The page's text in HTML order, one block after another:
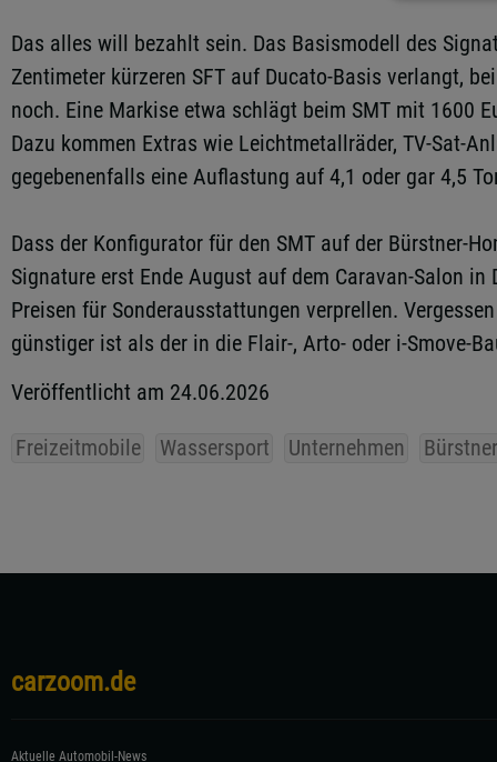
Das alles will bezahlt sein. Das Basismodell des
Zentimeter kürzeren SFT auf Ducato-Basis verlangt,
noch. Eine Markise etwa schlägt beim SMT mit 1600
Dazu kommen Extras wie Leichtmetallräder, TV-Sat-
gegebenenfalls eine Auflastung auf 4,1 oder gar 4,5
Dass der Konfigurator für den SMT auf der Bürstner-
Signature erst Ende August auf dem Caravan-Salon
Preisen für Sonderausstattungen verprellen.
günstiger ist als der in die Flair-, Arto- oder i-Smove-
Veröffentlicht am 24.06.2026
Freizeitmobile Wassersport Unternehmen Bürstner
carzoom.de
Aktuelle Automobil-News